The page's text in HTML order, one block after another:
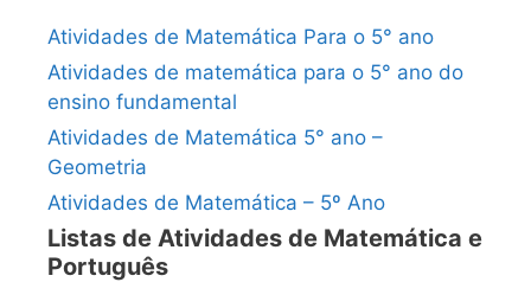
Atividades de Matemática Para o 5° ano
Atividades de matemática para o 5° ano do
ensino fundamental
Atividades de Matemática 5° ano –
Geometria
Atividades de Matemática – 5º Ano
Listas de Atividades de Matemática e
Português